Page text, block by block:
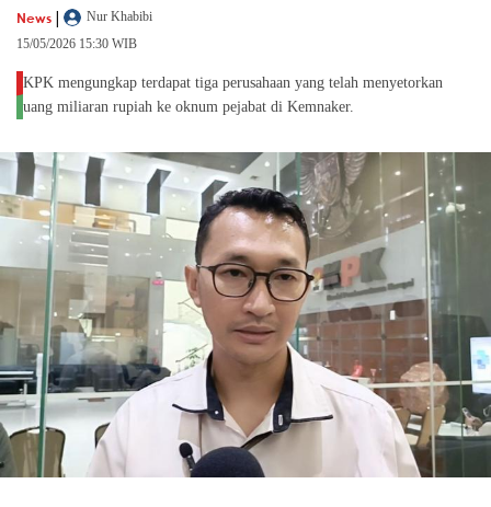
News |
Nur Khabibi
15/05/2026 15:30 WIB
KPK mengungkap terdapat tiga perusahaan yang telah menyetorkan
uang miliaran rupiah ke oknum pejabat di Kemnaker.